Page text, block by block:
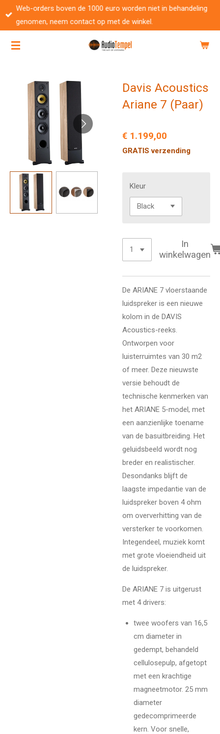
Ga
direct
de
Web-orders boven de 1000 euro worden niet in behandeling
genomen, neem contact op met de winkel.
Davis Acoustics
Ariane 7 (Paar)
€ 1.199,00
GRATIS verzending
Kleur
In
winkelwagen
De ARIANE 7 vloerstaande
luidspreker is een nieuwe
kolom in de DAVIS
Acoustics-reeks.
Ontworpen voor
luisterruimtes van 30 m2
of meer. Deze nieuwste
versie behoudt de
technische kenmerken van
het ARIANE 5-model, met
een aanzienlijke toename
van de basuitbreiding. Het
geluidsbeeld wordt nog
breder en realistischer.
Desondanks blijft de
laagste impedantie van de
luidspreker boven 4 ohm
om oververhitting van de
versterker te voorkomen.
Integendeel, muziek komt
met grote vloeiendheid uit
de luidspreker.
De ARIANE 7 is uitgerust
met 4 drivers:
twee woofers van 16,5
cm diameter in
gedempt, behandeld
cellulosepulp, afgetopt
met een krachtige
magneetmotor. 25 mm
diameter
gedecomprimeerde
kern. Voor snelle,